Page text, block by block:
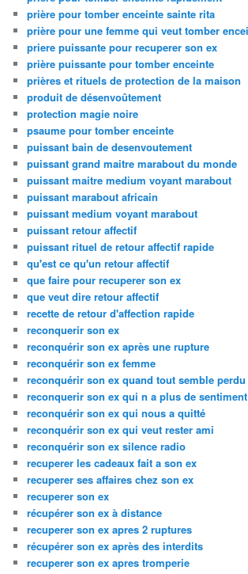
prière pour tomber enceinte sainte rita
prière pour une femme qui veut tomber
priere puissante pour recuperer son ex
prière puissante pour tomber enceinte
prières et rituels de protection de la maison
produit de désenvoûtement
protection magie noire
psaume pour tomber enceinte
puissant bain de desenvoutement
puissant grand maitre marabout du monde
puissant maitre medium voyant marabout
puissant marabout africain
puissant medium voyant marabout
puissant retour affectif
puissant rituel de retour affectif rapide
qu'est ce qu'un retour affectif
que faire pour recuperer son ex
que veut dire retour affectif
recette de retour d'affection rapide
reconquerir son ex
reconquérir son ex après une rupture
reconquérir son ex femme
reconquérir son ex quand tout semble perdu
reconquerir son ex qui n a plus de sentiment
reconquérir son ex qui nous a quitté
reconquérir son ex qui veut rester ami
reconquérir son ex silence radio
recuperer les cadeaux fait a son ex
recuperer ses affaires chez son ex
recuperer son ex
récupérer son ex à distance
recuperer son ex apres 2 ruptures
récupérer son ex après des interdits
recuperer son ex apres tromperie